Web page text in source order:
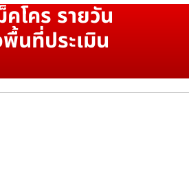
โคร รายวัน
นที่ประเมิน